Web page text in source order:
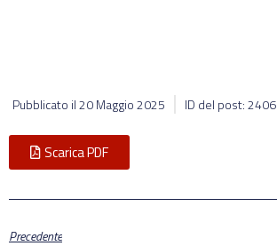
Pubblicato il20 Maggio 2025 ID del post:
Scarica PDF
Precedente